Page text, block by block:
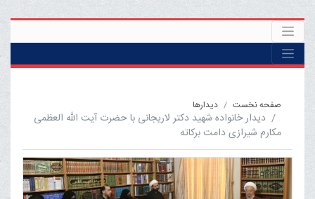
صفحه نخست ديدارها
دیدار خانواده شهید دکتر لاریجانی با حضرت آیت الله العظمی
مکارم شیرازی دامت برکاته